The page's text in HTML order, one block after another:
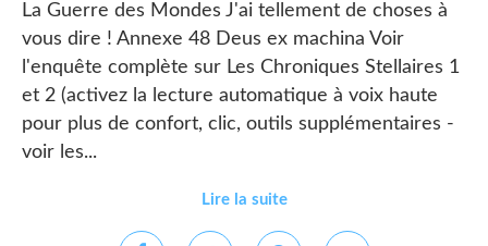
La Guerre des Mondes J'ai tellement de choses à
vous dire ! Annexe 48 Deus ex machina Voir
l'enquête complète sur Les Chroniques Stellaires 1
et 2 (activez la lecture automatique à voix haute
pour plus de confort, clic, outils supplémentaires -
voir les...
Lire la suite